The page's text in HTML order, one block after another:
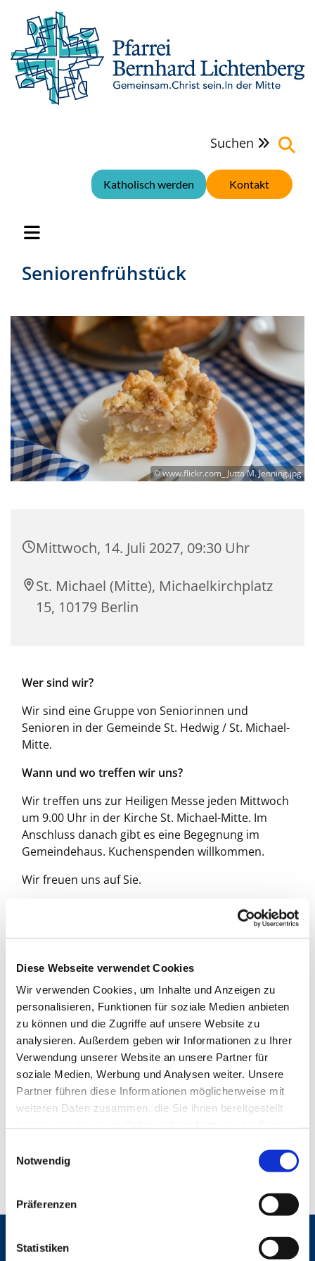
Diese Webseite verwendet Cookies
Wir verwenden Cookies, um Inhalte und Anzeigen zu
personalisieren, Funktionen für soziale Medien anbieten
zu können und die Zugriffe auf unsere Website zu
analysieren. Außerdem geben wir Informationen zu Ihrer
Verwendung unserer Website an unsere Partner für
soziale Medien, Werbung und Analysen weiter. Unsere
Partner führen diese Informationen möglicherweise mit
weiteren Daten zusammen, die Sie ihnen bereitgestellt
i
Notwendig
Präferenzen
Statistiken
Suchen 
Kontakt
Katholisch werden
Seniorenfrühstück
© www.flickr.com_ Jutta M. Jenning.jpg
Mittwoch, 14. Juli 2027, 09:30 Uhr
St. Michael (Mitte), Michaelkirchplatz
15, 10179 Berlin
Wer sind wir?
Wir sind eine Gruppe von Seniorinnen und
Senioren in der Gemeinde St. Hedwig / St. Michael-
Mitte.
Wann und wo treffen wir uns?
Wir treffen uns zur Heiligen Messe jeden Mittwoch
um 9.00 Uhr in der Kirche St. Michael-Mitte. Im
Anschluss danach gibt es eine Begegnung im
Gemeindehaus. Kuchenspenden willkommen.
Wir freuen uns auf Sie.
Gemeinden